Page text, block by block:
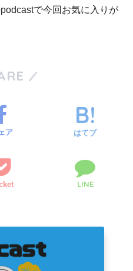
で今回お気に入りが
ア はてブ
LINE